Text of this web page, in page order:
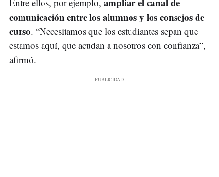
Entre ellos, por ejemplo, ampliar el canal de
comunicación entre los alumnos y los consejos de
curso. “Necesitamos que los estudiantes sepan que
estamos aquí, que acudan a nosotros con confianza”,
afirmó.